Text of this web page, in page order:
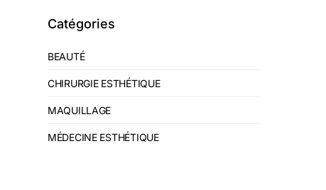
Catégories
BEAUTÉ
CHIRURGIE ESTHÉTIQUE
MAQUILLAGE
MÉDECINE ESTHÉTIQUE